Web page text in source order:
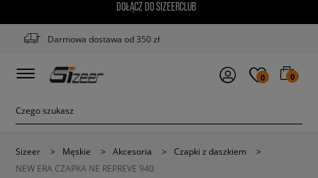
DOŁĄCZ DO SIZEERCLUB
Darmowa dostawa od 350 zł
0 0
Sizeer > Męskie > Akcesoria > Czapki z daszkiem
>
NEW ERA CZAPKA NE REPREVE 940